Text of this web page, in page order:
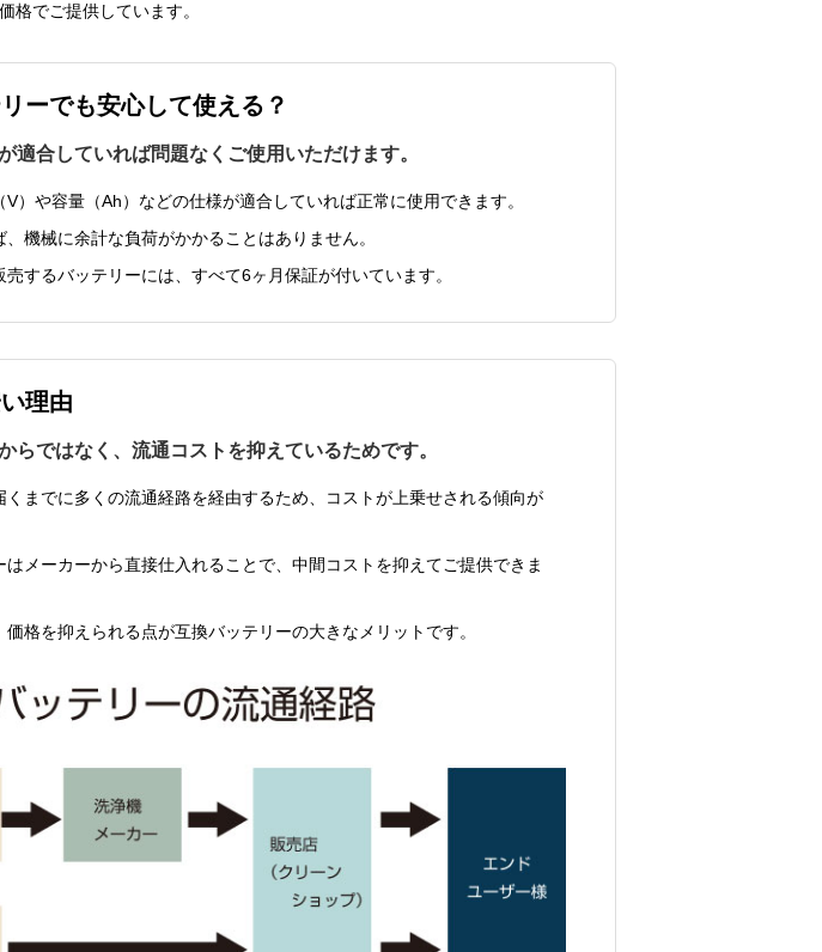
格でご提供しています。
ーでも安心して使える？
適合していれば問題なくご使用いただけます。
）や容量（Ah）などの仕様が適合していれば正常に使用できます。
機械に余計な負荷がかかることはありません。
するバッテリーには、すべて6ヶ月保証が付いています。
理由
らではなく、流通コストを抑えているためです。
くまでに多くの流通経路を経由するため、コストが上乗せされる傾向が
メーカーから直接仕入れることで、中間コストを抑えてご提供できま
格を抑えられる点が互換バッテリーの大きなメリットです。